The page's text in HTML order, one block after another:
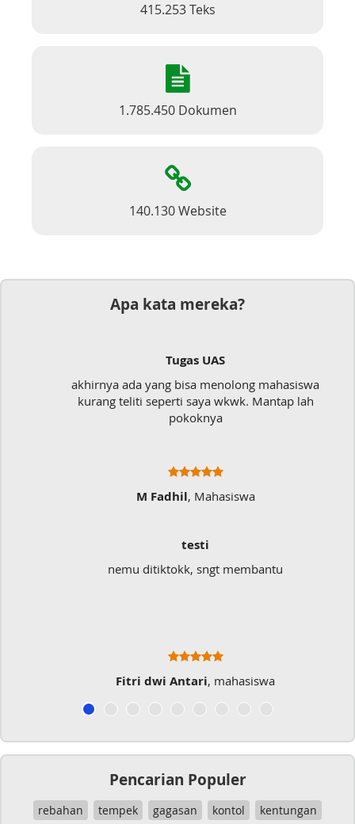
415.253 Teks
1.785.450 Dokumen
140.130 Website
Apa kata mereka?
Tugas UAS
akhirnya ada yang bisa menolong mahasiswa
kurang teliti seperti saya wkwk. Mantap lah
pokoknya
M Fadhil, Mahasiswa
testi
nemu ditiktokk, sngt membantu
Fitri dwi Antari, mahasiswa
Pencarian Populer
rebahan tempek gagasan kontol kentungan